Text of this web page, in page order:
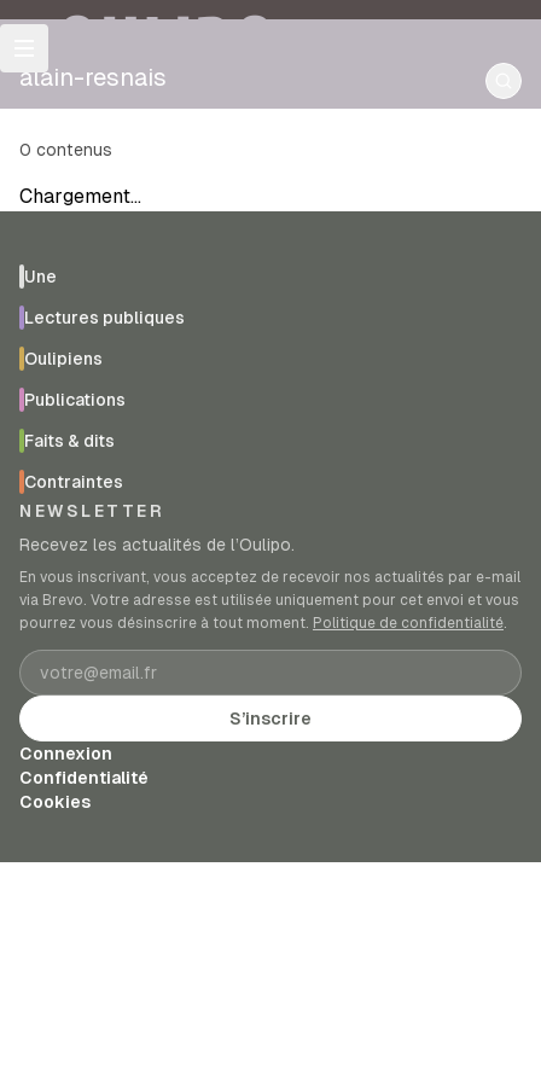
OULIPO
alain-resnais
0 contenus
Chargement…
Une
Lectures publiques
Oulipiens
Publications
Faits & dits
Contraintes
NEWSLETTER
Recevez les actualités de l’Oulipo.
En vous inscrivant, vous acceptez de recevoir nos actualités par e-mail
via Brevo. Votre adresse est utilisée uniquement pour cet envoi et vous
pourrez vous désinscrire à tout moment. Politique de confidentialité.
Adresse e-mail
S’inscrire
Connexion
Confidentialité
Cookies